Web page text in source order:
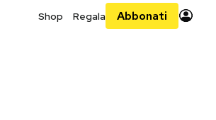
Shop Regala Abbonati